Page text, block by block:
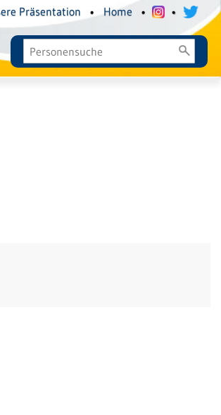
Präsentation • Home • •